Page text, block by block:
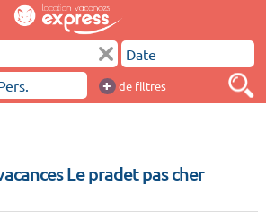
+ de filtres
Le pradet pas cher